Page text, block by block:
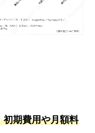
初期費用や月額料